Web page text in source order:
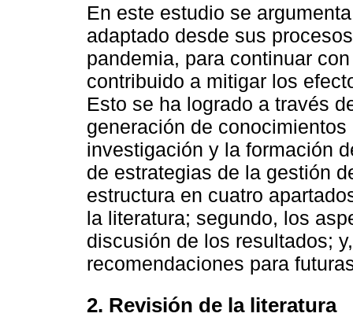
En este estudio se
adaptado desde sus
pandemia, para continuar
contribuido a mitigar los
Esto se ha logrado a través
generación de
investigación y la formación
de estrategias de la gestión
estructura en cuatro
la literatura; segundo, los
discusión de los resultados;
recomendaciones para
2. Revisión de la literatura